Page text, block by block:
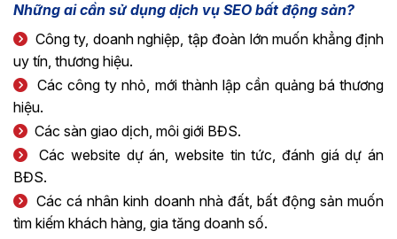
Những ai cần sử dụng dịch vụ SEO bất động sản?
Công ty, doanh nghiệp, tập đoàn lớn muốn khẳng định
uy tín, thương hiệu.
Các công ty nhỏ, mới thành lập cần quảng bá thương
hiệu.
Các sàn giao dịch, môi giới BĐS.
Các website dự án, website tin tức, đánh giá dự án
BĐS.
Các cá nhân kinh doanh nhà đất, bất động sản muốn
tìm kiếm khách hàng, gia tăng doanh số.